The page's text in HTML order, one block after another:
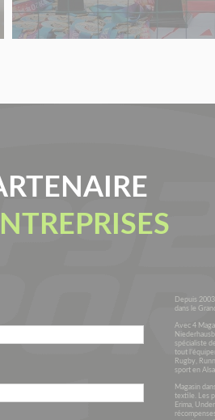
Depuis
dans le
Avec 4
spécialiste
tout
Rugby,
sport en
Magasin
textile. Les
Erima,